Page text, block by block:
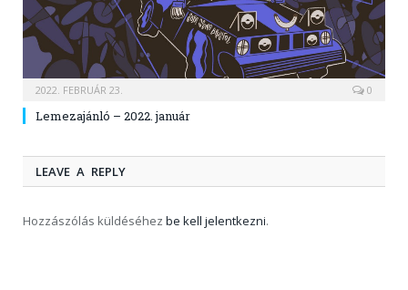
2022. FEBRUÁR 23. 0
Lemezajánló – 2022. január
LEAVE A REPLY
Hozzászólás küldéséhez be kell jelentkezni.